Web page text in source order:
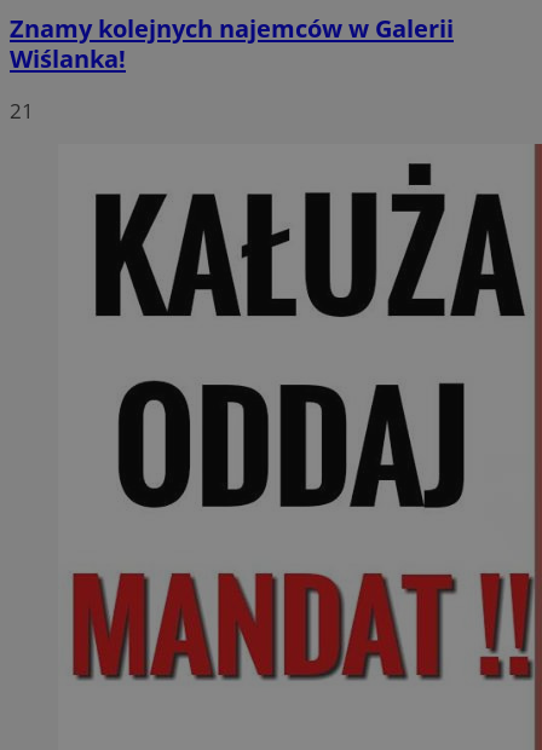
Znamy kolejnych najemców w Galerii
Wiślanka!
21